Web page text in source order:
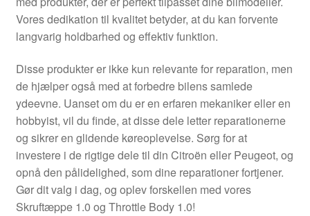
Om os
Privatlivspolitik
Vilkår og betingelser
Vores dedikation til kvalitet betyder, at du kan forvente
langvarig holdbarhed og effektiv funktion.
Disse produkter er ikke kun relevante for reparation, men
de hjælper også med at forbedre bilens samlede
ydeevne. Uanset om du er en erfaren mekaniker eller en
hobbyist, vil du finde, at disse dele letter reparationerne
og sikrer en glidende køreoplevelse. Sørg for at
investere i de rigtige dele til din Citroën eller Peugeot, og
opnå den pålidelighed, som dine reparationer fortjener.
Gør dit valg i dag, og oplev forskellen med vores
Skruftæppe 1.0 og Throttle Body 1.0!